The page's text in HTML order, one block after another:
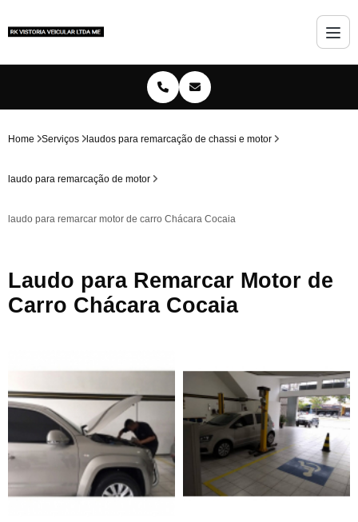
Home Serviços laudos para remarcação de chassi e motor
laudo para remarcação de motor
laudo para remarcar motor de carro Chácara Cocaia
Laudo para Remarcar Motor de
Carro Chácara Cocaia